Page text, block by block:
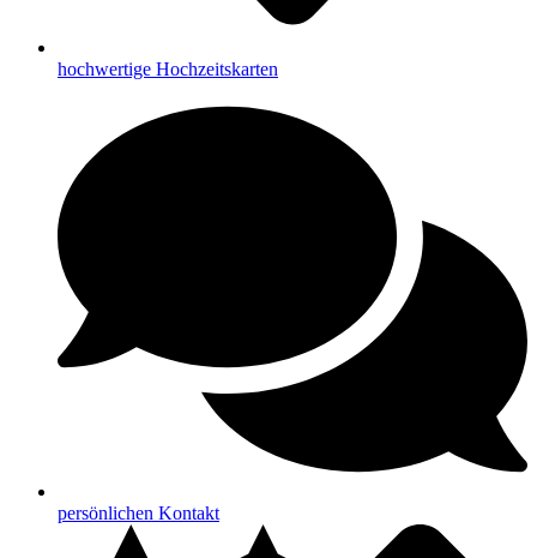
hochwertige Hochzeitskarten
persönlichen Kontakt